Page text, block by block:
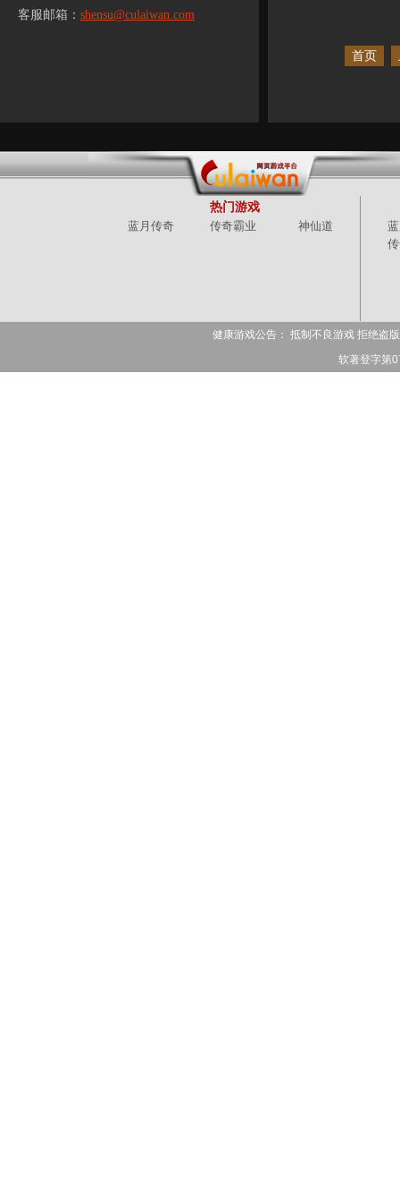
客服邮箱： shensu@culaiwan.com
首页
热门游戏
蓝月传奇 传奇霸业 神仙道
健康游戏公告： 抵制不良游戏 拒绝盗
软著登字第